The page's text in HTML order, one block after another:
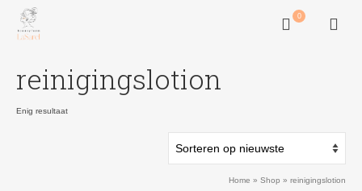
0
reinigingslotion
Enig resultaat
Home » Shop » reinigingslotion